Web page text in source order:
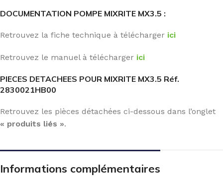
DOCUMENTATION POMPE MIXRITE MX3.5 :
Retrouvez la fiche technique à télécharger ici
Retrouvez le manuel à télécharger ici
PIECES DETACHEES POUR MIXRITE MX3.5 Réf.
2830021HB00
Retrouvez les pièces détachées ci-dessous dans l’onglet
« produits liés ».
Informations complémentaires